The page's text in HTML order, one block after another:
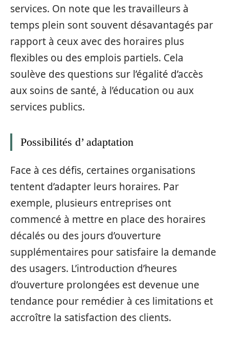
services. On note que les travailleurs à
temps plein sont souvent désavantagés par
rapport à ceux avec des horaires plus
flexibles ou des emplois partiels. Cela
soulève des questions sur l’égalité d’accès
aux soins de santé, à l’éducation ou aux
services publics.
Possibilités d’ adaptation
Face à ces défis, certaines organisations
tentent d’adapter leurs horaires. Par
exemple, plusieurs entreprises ont
commencé à mettre en place des horaires
décalés ou des jours d’ouverture
supplémentaires pour satisfaire la demande
des usagers. L’introduction d’heures
d’ouverture prolongées est devenue une
tendance pour remédier à ces limitations et
accroître la satisfaction des clients.